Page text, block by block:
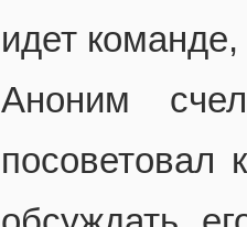
идет
Аноним
посоветовал